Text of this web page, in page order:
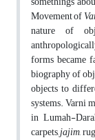
Movement of
nature of
forms became
biography of
objects to
systems. Varni
in Lumah-
carpets,jajim,